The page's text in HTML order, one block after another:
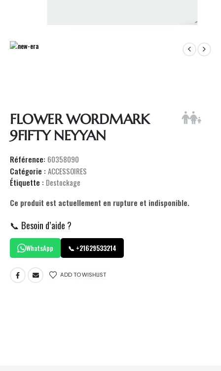
FLOWER WORDMARK
9FIFTY NEYYAN
Référence: 60358090
Catégorie : ACCESSOIRES
Étiquette : Destockage
Ce produit est actuellement en rupture et indisponible.
📞 Besoin d’aide ?
WhatsApp 📞 +21629533214
ADD TO WISHLIST